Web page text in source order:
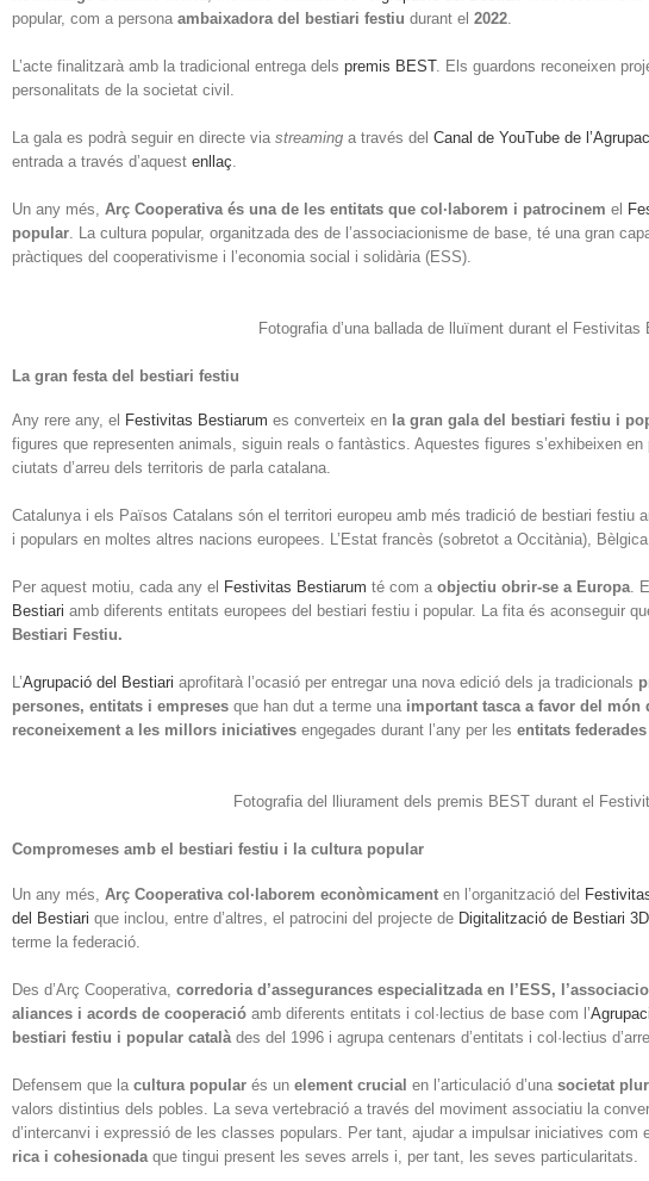
popular, com a persona ambaixadora del bestiari festiu durant el 2022.
L’acte finalitzarà amb la tradicional entrega dels premis BEST. Els guardons reconeixen
personalitats de la societat civil.
La gala es podrà seguir en directe via streaming a través del Canal de YouTube de
entrada a través d’aquest enllaç.
Un any més, Arç Cooperativa és una de les entitats que col·laborem i patrocinem el
popular. La cultura popular, organitzada des de l’associacionisme de base, té una gran
pràctiques del cooperativisme i l’economia social i solidària (ESS).
Fotografia d’una ballada de lluïment durant el Festivitas
La gran festa del bestiari festiu
Any rere any, el Festivitas Bestiarum es converteix en la gran gala del bestiari festiu i
figures que representen animals, siguin reals o fantàstics. Aquestes figures s’exhibeixen
ciutats d’arreu dels territoris de parla catalana.
Catalunya i els Països Catalans són el territori europeu amb més tradició de bestiari festiu
i populars en moltes altres nacions europees. L’Estat francès (sobretot a Occitània),
Per aquest motiu, cada any el Festivitas Bestiarum té com a objectiu obrir-se a Europa.
Bestiari amb diferents entitats europees del bestiari festiu i popular. La fita és aconseguir
Bestiari Festiu.
L’Agrupació del Bestiari aprofitarà l’ocasió per entregar una nova edició dels ja tradicionals
persones, entitats i empreses que han dut a terme una important tasca a favor del
reconeixement a les millors iniciatives engegades durant l’any per les entitats federades
Fotografia del lliurament dels premis BEST durant el
Compromeses amb el bestiari festiu i la cultura popular
Un any més, Arç Cooperativa col·laborem econòmicament en l’organització del
del Bestiari que inclou, entre d’altres, el patrocini del projecte de Digitalització de Bestiari 3D
terme la federació.
Des d’Arç Cooperativa, corredoria d’assegurances especialitzada en l’ESS,
aliances i acords de cooperació amb diferents entitats i col·lectius de base com l’
bestiari festiu i popular català des del 1996 i agrupa centenars d’entitats i col·lectius
Defensem que la cultura popular és un element crucial en l’articulació d’una societat
valors distintius dels pobles. La seva vertebració a través del moviment associatiu la
d’intercanvi i expressió de les classes populars. Per tant, ajudar a impulsar iniciatives com
rica i cohesionada que tingui present les seves arrels i, per tant, les seves particularitats.